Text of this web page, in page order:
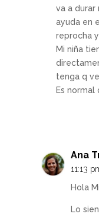
va a durar
ayuda en
reprocha
Mi niña
tenga q
Es normal
Ana
11:13
Hola
Lo